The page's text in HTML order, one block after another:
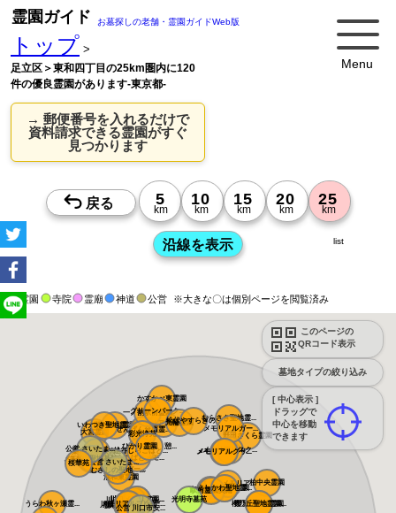
Menu
霊園ガイド お墓探しの老舗・霊園ガイドWeb版
トップ >
足立区＞東和四丁目の25km圏内に120
件の優良霊園があります-東京都-
→ 郵便番号を入れるだけで
資料請求できる霊園がすぐ
見つかります
霊園 寺院 霊廟 神道 公営 ※大きな〇は個別ページを閲覧済み
このページの
QRコード表示
墓地タイプの絞り込み
[ 中心表示 ]
ドラッグで
中心を移動
できます
list
メモリアルパー...
大宮霊園
メモリアルパー...
染谷の里 大宮...
うらわ秋ヶ瀬霊...
槻の城山霊園
しらこばとメモ...
メモリアルパー...
川口さくら霊園...
川口霊園 かわ...
サンク川口霊園
さくら聖地霊園
さくらメモリア...
吉川美南霊園
駅前霊園美南
光明寺墓苑
メモリアル越谷...
せんげん台西霊...
越谷しらこばと...
一ノ割駅前霊園
かすかべ東霊園
川口中央霊園
浦和東霊園
ヒルズ川口
さぎ山聖地墓苑
よしかわ聖地霊...
むさしの聖地 ...
いわつき聖地霊...
川口光輪メモリ...
グリーンパーク...
光輪霊園
彩光浄苑
ひかり霊園 憩...
源長寺墓地 ま...
川口メモリアル...
川口霊園かわぐ...
メモリアルプレ...
公営 さいたま...
公営 さいたま...
公営 川口市安...
松伏やすらぎの...
桜華苑
柏中央霊園
むらさき聖地霊...
野田さくら霊園
メモリアルスク...
メモリアルガー...
メモリアルパー...
メモリアルグリ...
櫻乃丘聖地霊園
櫻乃丘聖地霊園...